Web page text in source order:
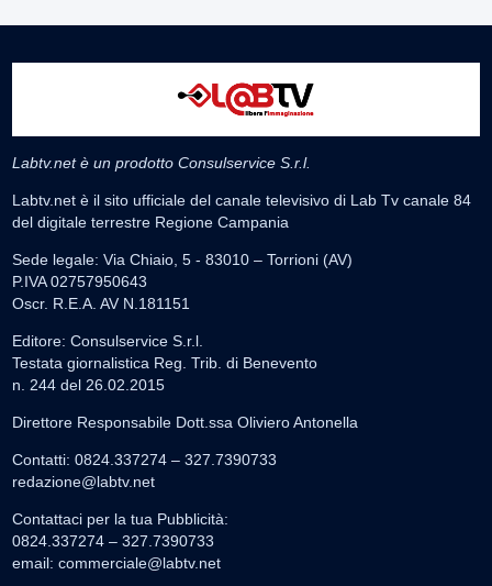
Labtv.net è un prodotto Consulservice S.r.l.
Labtv.net è il sito ufficiale del canale televisivo di Lab Tv canale 84
del digitale terrestre Regione Campania
Sede legale: Via Chiaio, 5 - 83010 – Torrioni (AV)
P.IVA 02757950643
Oscr. R.E.A. AV N.181151
Editore: Consulservice S.r.l.
Testata giornalistica Reg. Trib. di Benevento
n. 244 del 26.02.2015
Direttore Responsabile Dott.ssa Oliviero Antonella
Contatti: 0824.337274 – 327.7390733
redazione@labtv.net
Contattaci per la tua Pubblicità:
0824.337274 – 327.7390733
email: commerciale@labtv.net